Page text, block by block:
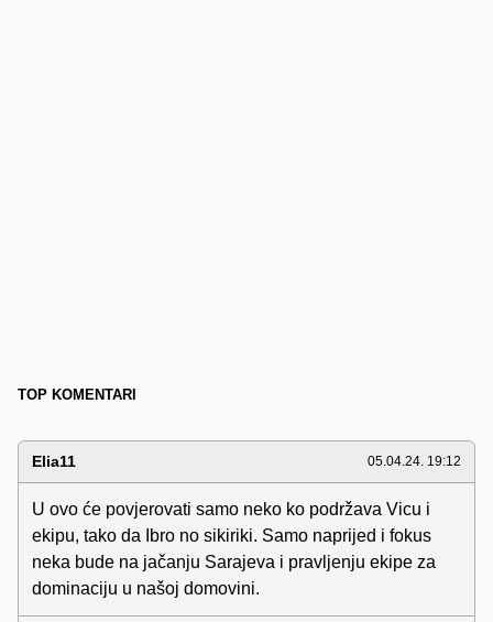
TOP KOMENTARI
Elia11 05.04.24. 19:12
U ovo će povjerovati samo neko ko podržava Vicu i
ekipu, tako da Ibro no sikiriki. Samo naprijed i fokus
neka bude na jačanju Sarajeva i pravljenju ekipe za
dominaciju u našoj domovini.